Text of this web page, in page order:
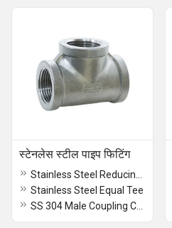
स्टेनलेस स्टील पाइप फिटिंग
Stainless Steel Equal Tee